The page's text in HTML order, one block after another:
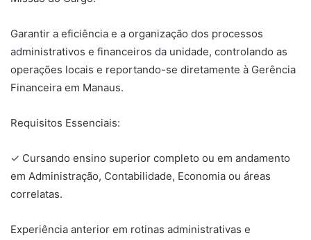
Garantir a eficiência e a organização dos processos
administrativos e financeiros da unidade, controlando as
operações locais e reportando-se diretamente à Gerência
Financeira em Manaus.
Requisitos Essenciais:
✓ Cursando ensino superior completo ou em andamento
em Administração, Contabilidade, Economia ou áreas
correlatas.
Experiência anterior em rotinas administrativas e